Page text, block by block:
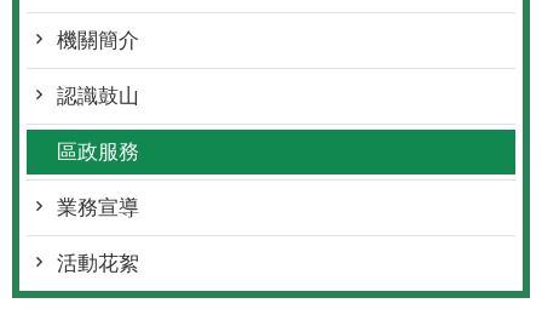
機關簡介
認識鼓山
區政服務
業務宣導
活動花絮